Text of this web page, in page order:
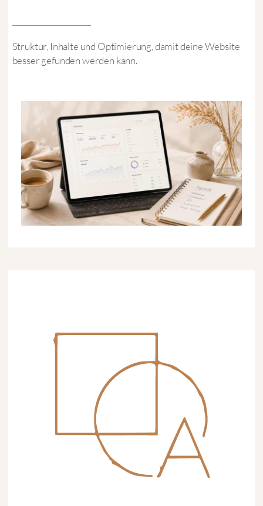
Struktur, Inhalte und Optimierung, damit deine Website
besser gefunden werden kann.